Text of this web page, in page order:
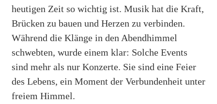
heutigen Zeit so wichtig ist. Musik hat die Kraft,
Brücken zu bauen und Herzen zu verbinden.
Während die Klänge in den Abendhimmel
schwebten, wurde einem klar: Solche Events
sind mehr als nur Konzerte. Sie sind eine Feier
des Lebens, ein Moment der Verbundenheit unter
freiem Himmel.